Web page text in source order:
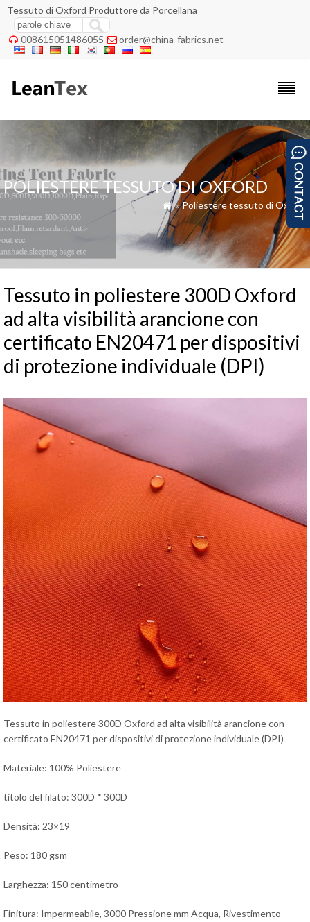
Tessuto di Oxford Produttore da Porcellana
 008615051486055  order@china-fabrics.net
POLIESTERE TESSUTO DI OXFORD
 »Poliestere tessuto di Oxford
Tessuto in poliestere 300D Oxford
ad alta visibilità arancione con
certificato EN20471 per dispositivi
di protezione individuale (DPI)
Tessuto in poliestere 300D Oxford ad alta visibilità arancione con
certificato EN20471 per dispositivi di protezione individuale (DPI)
Materiale: 100% Poliestere
titolo del filato: 300D * 300D
Densità: 23×19
Peso: 180 gsm
Larghezza: 150 centimetro
Finitura: Impermeabile, 3000 Pressione mm Acqua, Rivestimento